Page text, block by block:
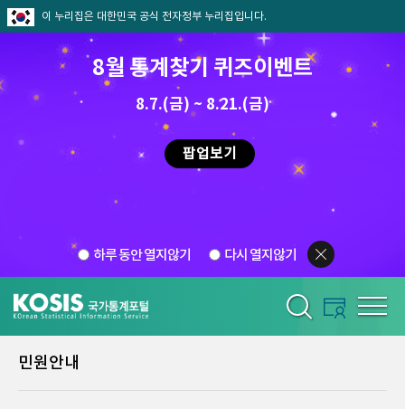
이 누리집은 대한민국 공식 전자정부 누리집입니다.
8월 통계찾기 퀴즈이벤트
8.7.(금) ~ 8.21.(금)
팝업보기
하루 동안 열지않기 다시 열지않기
민원안내